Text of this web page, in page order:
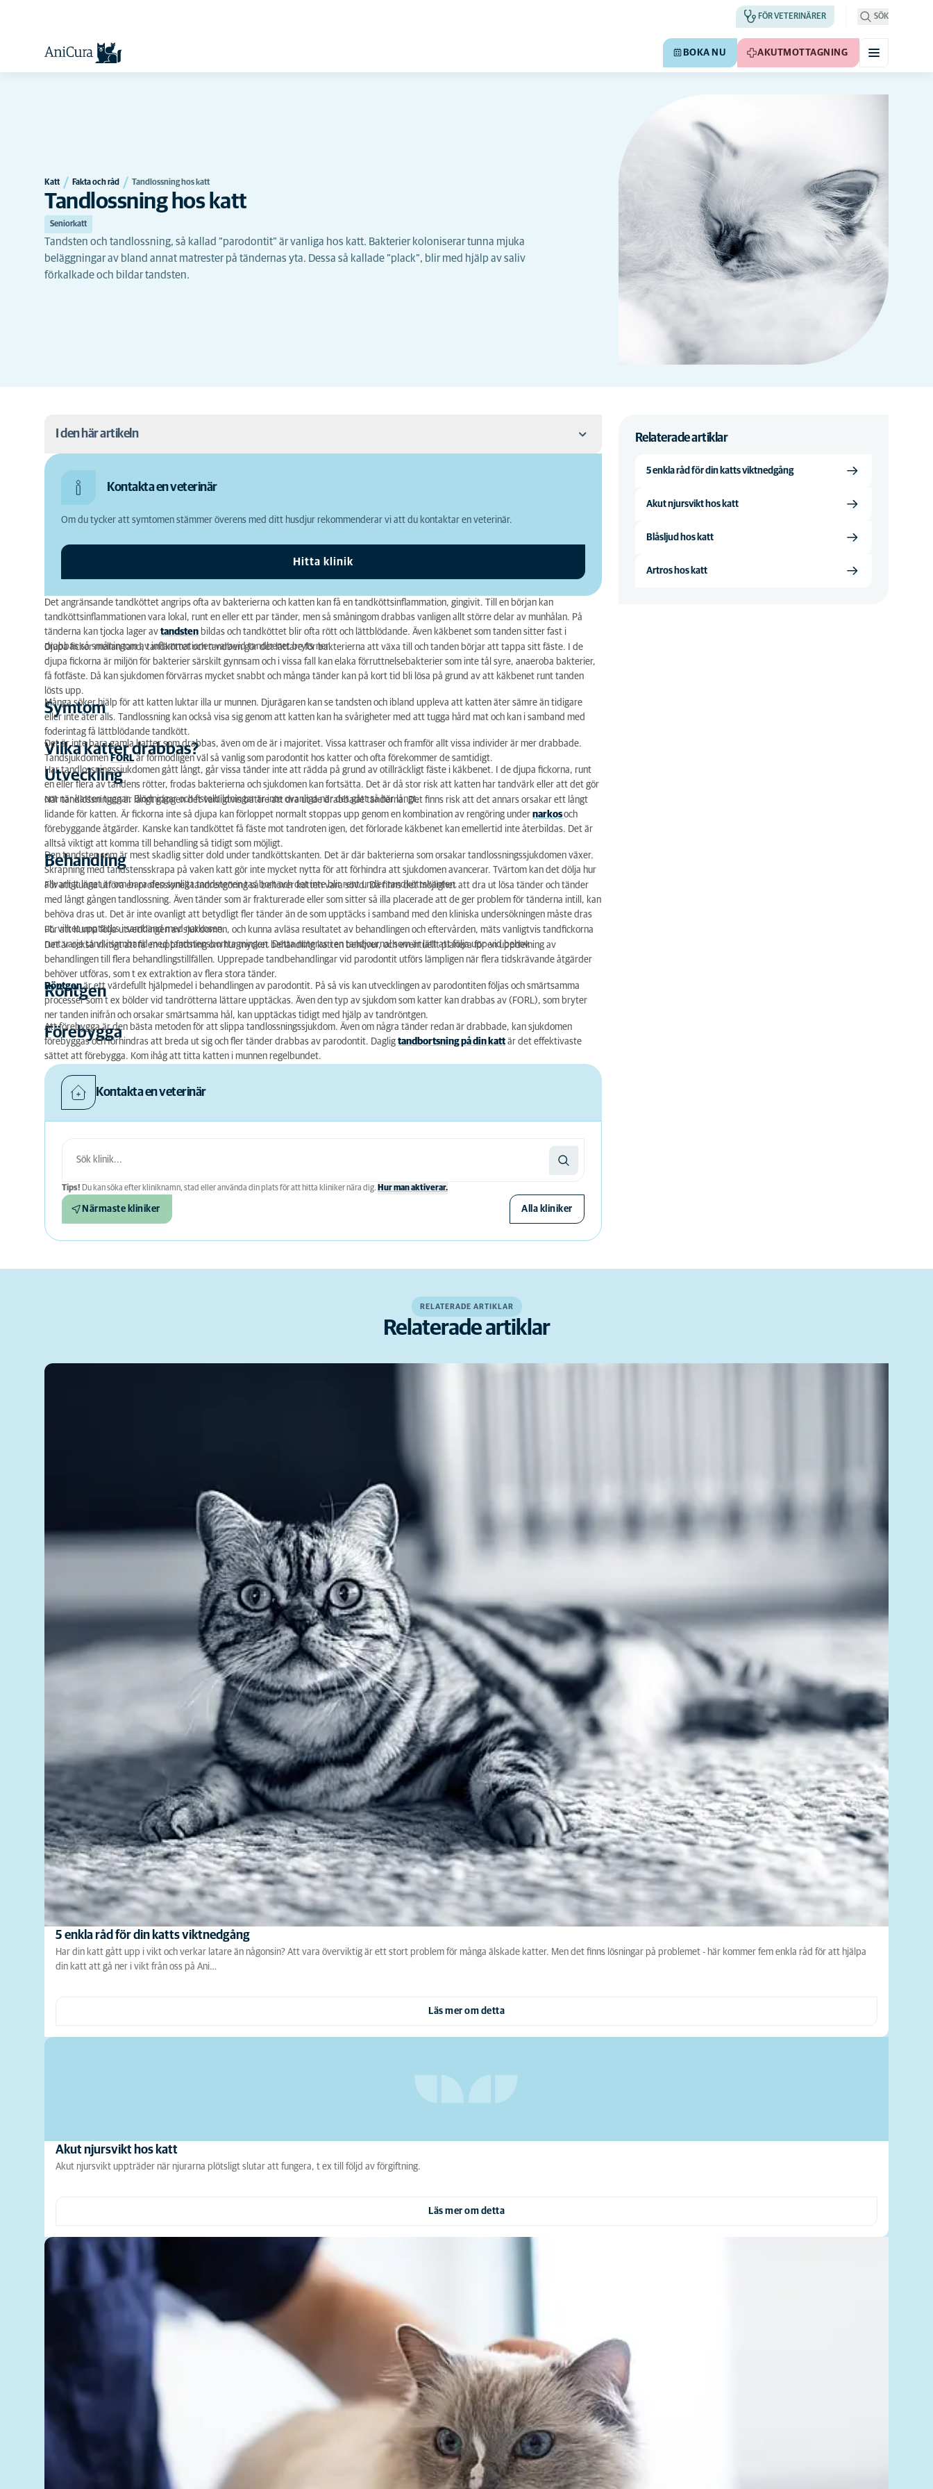
FÖR VETERINÄRER SÖK
BOKA NU AKUTMOTTAGNING
Katt Fakta och råd Tandlossning hos katt
Tandlossning hos katt
Seniorkatt
Tandsten och tandlossning, så kallad ”parodontit” är vanliga hos katt. Bakterier koloniserar tunna mjuka
beläggningar av bland annat matrester på tändernas yta. Dessa så kallade ”plack”, blir med hjälp av saliv
förkalkade och bildar tandsten.
I den här artikeln
Utveckling
Förebygga
Kontakta en veterinär
Om du tycker att symtomen stämmer överens med ditt husdjur rekommenderar vi att du kontaktar en veterinär.
Hitta klinik
Det angränsande tandköttet angrips ofta av bakterierna och katten kan få en tandköttsinflammation, gingivit. Till en början kan
tandköttsinflammationen vara lokal, runt en eller ett par tänder, men så småningom drabbas vanligen allt större delar av munhålan. På
tänderna kan tjocka lager av tandsten bildas och tandköttet blir ofta rött och lättblödande. Även käkbenet som tanden sitter fast i
drabbas så småningom av inflammationen varavid tandbenet bryts ner.
Djupa fickor mellan tand, tandköttet och tandben gör det lättare för bakterierna att växa till och tanden börjar att tappa sitt fäste. I de
djupa fickorna är miljön för bakterier särskilt gynnsam och i vissa fall kan elaka förruttnelsebakterier som inte tål syre, anaeroba bakterier,
få fotfäste. Då kan sjukdomen förvärras mycket snabbt och många tänder kan på kort tid bli lösa på grund av att käkbenet runt tanden
lösts upp.
Symtom
Många söker hjälp för att katten luktar illa ur munnen. Djurägaren kan se tandsten och ibland uppleva att katten äter sämre än tidigare
eller inte äter alls. Tandlossning kan också visa sig genom att katten kan ha svårigheter med att tugga hård mat och kan i samband med
foderintag få lättblödande tandkött.
Vilka katter drabbas?
Det är inte bara gamla katter som drabbas, även om de är i majoritet. Vissa kattraser och framför allt vissa individer är mer drabbade.
Tandsjukdomen FORLär förmodligen väl så vanlig som parodontit hos katter och ofta förekommer de samtidigt.
Utveckling
Har tandlossningssjukdomen gått långt, går vissa tänder inte att rädda på grund av otillräckligt fäste i käkbenet. I de djupa fickorna, runt
en eller flera av tandens rötter, frodas bakterierna och sjukdomen kan fortsätta. Det är då stor risk att katten har tandvärk eller att det gör
ont när katten tuggar. Blödningar och fistelbildningar är inte ovanliga när det gått så här långt.
När tandlossningen är långt gången det vanligtvis bättre att dra ut de drabbade tänderna. Det finns risk att det annars orsakar ett långt
lidande för katten. Är fickorna inte så djupa kan förloppet normalt stoppas upp genom en kombination av rengöring under narkosoch
förebyggande åtgärder. Kanske kan tandköttet få fäste mot tandroten igen, det förlorade käkbenet kan emellertid inte återbildas. Det är
alltså viktigt att komma till behandling så tidigt som möjligt.
Behandling
Den tandsten som är mest skadlig sitter dold under tandköttskanten. Det är där bakterierna som orsakar tandlossningssjukdomen växer.
Skrapning med tandstensskrapa på vaken katt gör inte mycket nytta för att förhindra att sjukdomen avancerar. Tvärtom kan det dölja hur
allvarligt läget är om bara den synliga tandstenen tas bort och det inte blir rent under tandköttskanten.
För att kunna utföra en professionell tandrengöring så behöver katten vara sövd. Då finns det möjlighet att dra ut lösa tänder och tänder
med långt gången tandlossning. Även tänder som är frakturerade eller som sitter så illa placerade att de ger problem för tänderna intill, kan
behöva dras ut. Det är inte ovanligt att betydligt fler tänder än de som upptäcks i samband med den kliniska undersökningen måste dras
ut, vilket upptäcks i samband med narkosen.
För att kunna följa utvecklingen av sjukdomen, och kunna avläsa resultatet av behandlingen och eftervården, mäts vanligtvis tandfickorna
runt varje tand i samband med tandstensborttagningen. Detta noteras i en tandjournal som är lätt att följa upp vid behov.
Det är också viktigt att få en uppfattning om hur mycket behandling katten behöver, och eventuellt planera för en uppdelning av
behandlingen till flera behandlingstillfällen. Upprepade tandbehandlingar vid parodontit utförs lämpligen när flera tidskrävande åtgärder
behöver utföras, som t ex extraktion av flera stora tänder.
Röntgen
Röntgenär ett värdefullt hjälpmedel i behandlingen av parodontit. På så vis kan utvecklingen av parodontiten följas och smärtsamma
processer som t ex bölder vid tandrötterna lättare upptäckas. Även den typ av sjukdom som katter kan drabbas av (FORL), som bryter
ner tanden inifrån och orsakar smärtsamma hål, kan upptäckas tidigt med hjälp av tandröntgen.
Förebygga
Att förebygga är den bästa metoden för att slippa tandlossningssjukdom. Även om några tänder redan är drabbade, kan sjukdomen
förebyggas och förhindras att breda ut sig och fler tänder drabbas av parodontit. Daglig tandbortsning på din katt är det effektivaste
sättet att förebygga. Kom ihåg att titta katten i munnen regelbundet.
Kontakta en veterinär
Tips! Du kan söka efter kliniknamn, stad eller använda din plats för att hitta kliniker nära dig. Hur man aktiverar.
Närmaste kliniker Alla kliniker
Relaterade artiklar
5 enkla råd för din katts viktnedgång
Akut njursvikt hos katt
Blåsljud hos katt
Artros hos katt
RELATERADE ARTIKLAR
Relaterade artiklar
5 enkla råd för din katts viktnedgång
Har din katt gått upp i vikt och verkar latare än någonsin? Att vara överviktig är ett stort problem för många älskade katter. Men det finns lösningar på problemet - här kommer fem enkla råd för att hjälpa
din katt att gå ner i vikt från oss på Ani…
Läs mer om detta
Akut njursvikt hos katt
Akut njursvikt uppträder när njurarna plötsligt slutar att fungera, t ex till följd av förgiftning.
Läs mer om detta